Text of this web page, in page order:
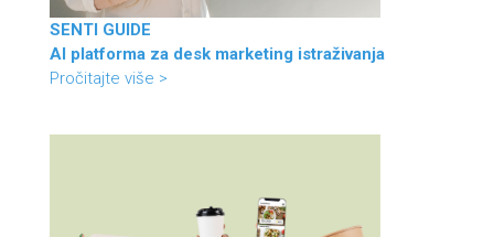
SENTI GUIDE
AI platforma za desk marketing istraživanja
Pročitajte više >